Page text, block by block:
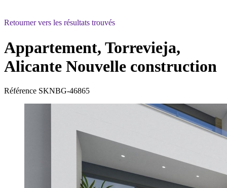
Retourner vers les résultats trouvés
Appartement, Torrevieja,
Alicante Nouvelle construction
Référence SKNBG-46865